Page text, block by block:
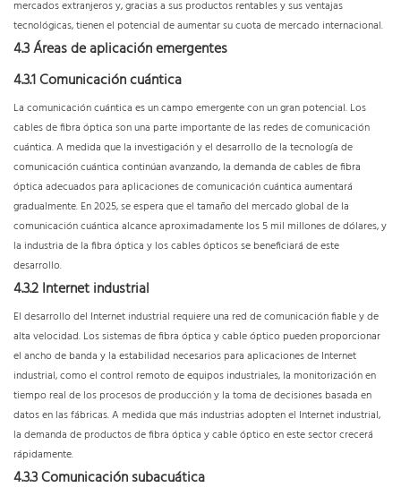
mercados extranjeros y, gracias a sus productos rentables y sus ventajas
tecnológicas, tienen el potencial de aumentar su cuota de mercado internacional.
4.3 Áreas de aplicación emergentes
4.3.1 Comunicación cuántica
La comunicación cuántica es un campo emergente con un gran potencial. Los
cables de fibra óptica son una parte importante de las redes de comunicación
cuántica. A medida que la investigación y el desarrollo de la tecnología de
comunicación cuántica continúan avanzando, la demanda de cables de fibra
óptica adecuados para aplicaciones de comunicación cuántica aumentará
gradualmente. En 2025, se espera que el tamaño del mercado global de la
comunicación cuántica alcance aproximadamente los 5 mil millones de dólares, y
la industria de la fibra óptica y los cables ópticos se beneficiará de este
desarrollo.
4.3.2 Internet industrial
El desarrollo del Internet industrial requiere una red de comunicación fiable y de
alta velocidad. Los sistemas de fibra óptica y cable óptico pueden proporcionar
el ancho de banda y la estabilidad necesarios para aplicaciones de Internet
industrial, como el control remoto de equipos industriales, la monitorización en
tiempo real de los procesos de producción y la toma de decisiones basada en
datos en las fábricas. A medida que más industrias adopten el Internet industrial,
la demanda de productos de fibra óptica y cable óptico en este sector crecerá
rápidamente.
4.3.3 Comunicación subacuática